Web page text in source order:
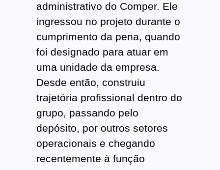
administrativo do Comper. Ele
ingressou no projeto durante o
cumprimento da pena, quando
foi designado para atuar em
uma unidade da empresa.
Desde então, construiu
trajetória profissional dentro do
grupo, passando pelo
depósito, por outros setores
operacionais e chegando
recentemente à função